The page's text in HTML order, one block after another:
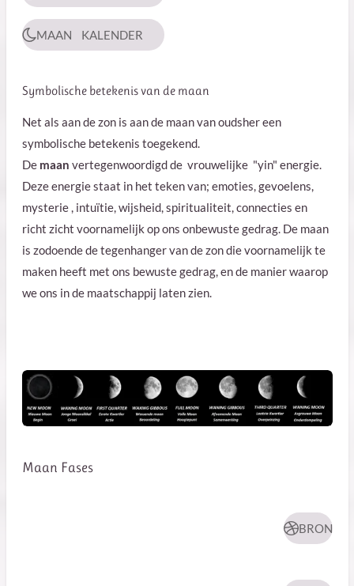
MAAN KALENDER
Symbolische betekenis van de maan
Net als aan de zon is aan de maan van oudsher een
symbolische betekenis toegekend.
De maan vertegenwoordigd de vrouwelijke "yin" energie.
Deze energie staat in het teken van; emoties, gevoelens,
mysterie , intuïtie, wijsheid, spiritualiteit, connecties en
richt zicht voornamelijk op ons onbewuste gedrag. De maan
is zodoende de tegenhanger van de zon die voornamelijk te
maken heeft met ons bewuste gedrag, en de manier waarop
we ons in de maatschappij laten zien.
Maan Fases
BRON